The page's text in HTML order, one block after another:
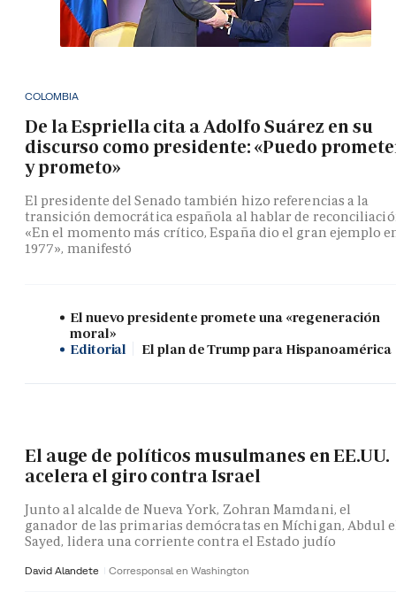
COLOMBIA
De la Espriella cita a Adolfo Suárez en su
discurso como presidente: «Puedo
y prometo»
El presidente del Senado también hizo referencias a la
transición democrática española al hablar de
«En el momento más crítico, España dio el gran ejemplo
1977», manifestó
El nuevo presidente promete una «regeneración
moral»
Editorial
El plan de Trump para Hispanoamérica
El auge de políticos musulmanes en EE.UU.
acelera el giro contra Israel
Junto al alcalde de Nueva York, Zohran Mamdani, el
ganador de las primarias demócratas en Míchigan, Abdul
Sayed, lidera una corriente contra el Estado judío
David Alandete Corresponsal en Washington